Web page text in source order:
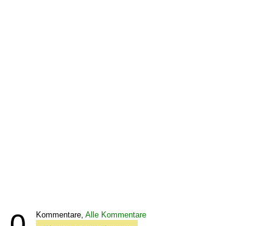
Kommentare, Alle Kommentare